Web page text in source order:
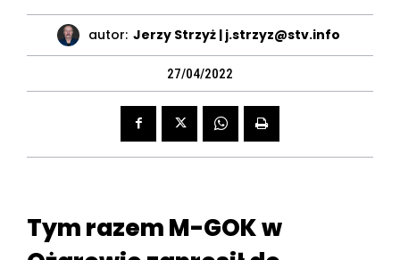
autor: Jerzy Strzyż | j.strzyz@stv.info
27/04/2022
Tym razem M-GOK w